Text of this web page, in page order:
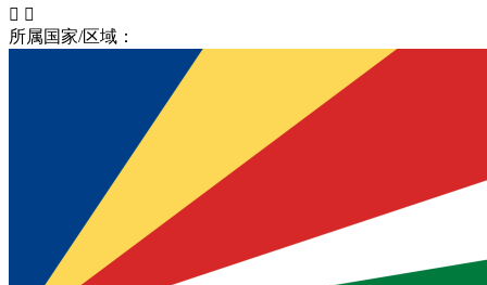
 
所属国家/区域：